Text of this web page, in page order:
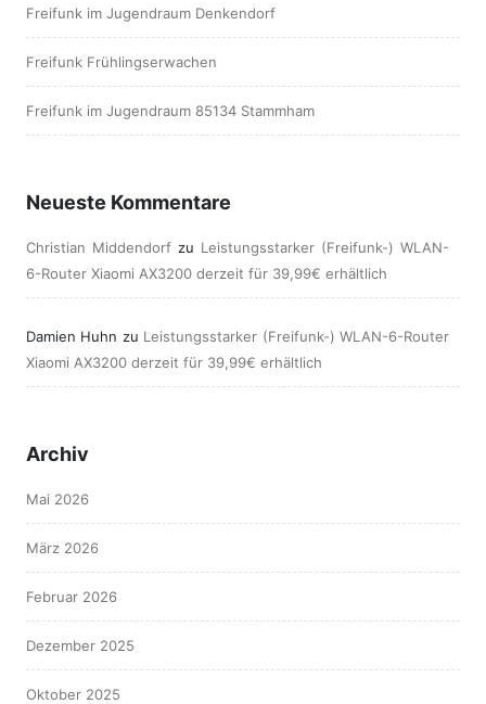
Freifunk im Jugendraum Denkendorf
Freifunk Frühlingserwachen
Freifunk im Jugendraum 85134 Stammham
Neueste Kommentare
Christian Middendorf zu Leistungsstarker (Freifunk-) WLAN-
6-Router Xiaomi AX3200 derzeit für 39,99€ erhältlich
Damien Huhn zu Leistungsstarker (Freifunk-) WLAN-6-Router
Xiaomi AX3200 derzeit für 39,99€ erhältlich
Archiv
Mai 2026
März 2026
Februar 2026
Dezember 2025
Oktober 2025